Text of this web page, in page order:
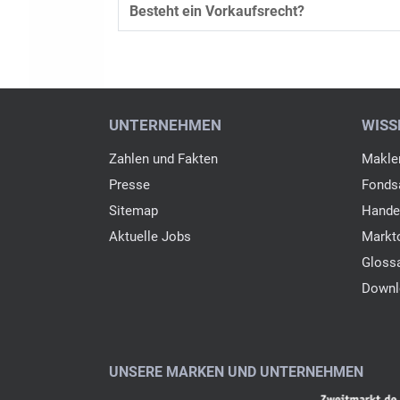
Besteht ein Vorkaufsrecht?